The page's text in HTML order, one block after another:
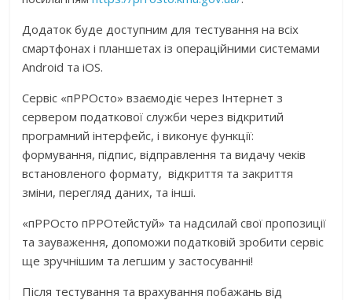
Додаток буде доступним для тестування на всіх
смартфонах і планшетах із операційними системами
Android та iOS.
Сервіс «пРРОсто» взаємодіє через Інтернет з
сервером податкової служби через відкритий
програмний інтерфейс, і виконує функції:
формування, підпис, відправлення та видачу чеків
встановленого формату, відкриття та закриття
зміни, перегляд даних, та інші.
«пРРОсто пРРОтейстуй» та надсилай свої пропозиції
та зауваження, допоможи податковій зробити сервіс
ще зручнішим та легшим у застосуванні!
Після тестування та врахування побажань від